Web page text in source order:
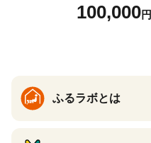
100,000円
ふるラボとは